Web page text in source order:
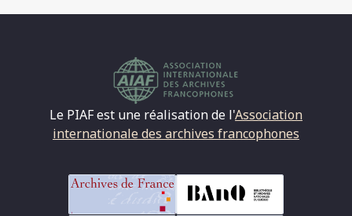
Le PIAF est une réalisation de l'Association
internationale des archives francophones